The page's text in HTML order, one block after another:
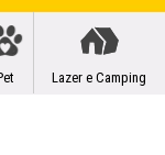
Lazer e Camping